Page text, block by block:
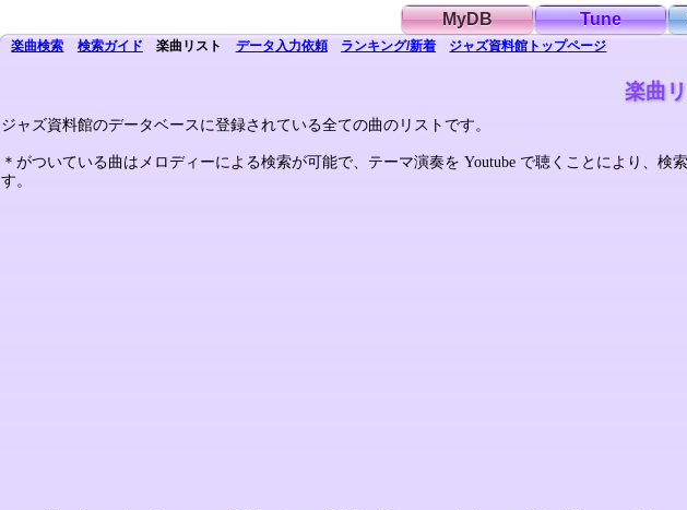
MyDB Tune
楽曲検索 検索ガイド 楽曲 リスト データ入力依頼 ランキング/新着 ジャズ資料館 トップページ
楽曲
ジャズ資料館のデータベースに登録されている全ての曲のリストです。
＊がついている曲はメロディーによる検索が可能で、テーマ演奏を Youtube で聴くことにより、
す。